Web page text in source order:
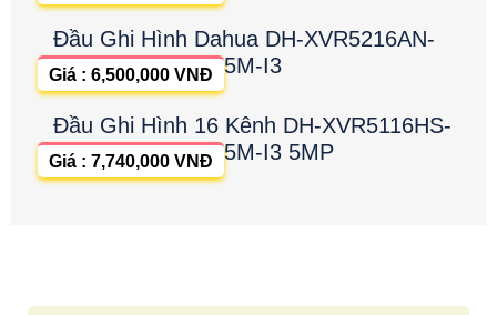
Đầu Ghi Hình Dahua DH-XVR5216AN-
5M-I3
Giá : 6,500,000 VNĐ
Đầu Ghi Hình 16 Kênh DH-XVR5116HS-
5M-I3 5MP
Giá : 7,740,000 VNĐ